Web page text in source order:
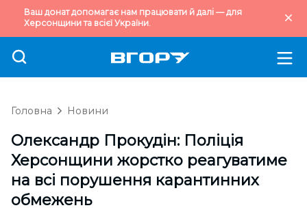
Ваш донат допомагає нам працювати й далі — для
Херсонщини та всієї України.
Головна Новини
Олександр Прокудін: Поліція
Херсонщини жорстко реагуватиме
на всі порушення карантинних
обмежень